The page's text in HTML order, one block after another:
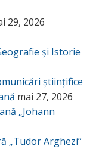
29, 2026
și Istorie
științifice
mai 27, 2026
„Johann
„Tudor Arghezi”